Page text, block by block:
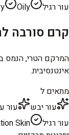
עור רגיל
Oily
קרם סורבה
המרקם הטרי, הנמס
אינטנסיבית.
מתאים ל
עור יבש
עור
עור רגיל
Skin